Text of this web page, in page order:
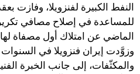
للمساعدة في إصلاح مصافي
وزوَّدت إيران فنزويلا في السنوات
والمكثّفات، إلى جانب الخبرة